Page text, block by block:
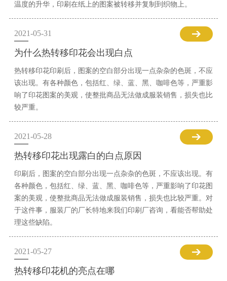
温度的升华，印刷在纸上的图案被转移并复制到织物上。
2021-05-31
为什么热转移印花会出现白点
热转移印花印刷后，图案的空白部分出现一点杂杂的色斑，不应
该出现。有各种颜色，包括红、绿、蓝、黑、咖啡色等，严重影
响了印花图案的美观，使整批商品无法做成服装销售，损失也比
较严重。
2021-05-28
热转移印花出现露白的白点原因
印刷后，图案的空白部分出现一点杂杂的色斑，不应该出现。有
各种颜色，包括红、绿、蓝、黑、咖啡色等，严重影响了印花图
案的美观，使整批商品无法做成服装销售，损失也比较严重。对
于这件事，服装厂的厂长特地来我们印刷厂咨询，看能否帮助处
理这些缺陷。
2021-05-27
热转移印花机的亮点在哪